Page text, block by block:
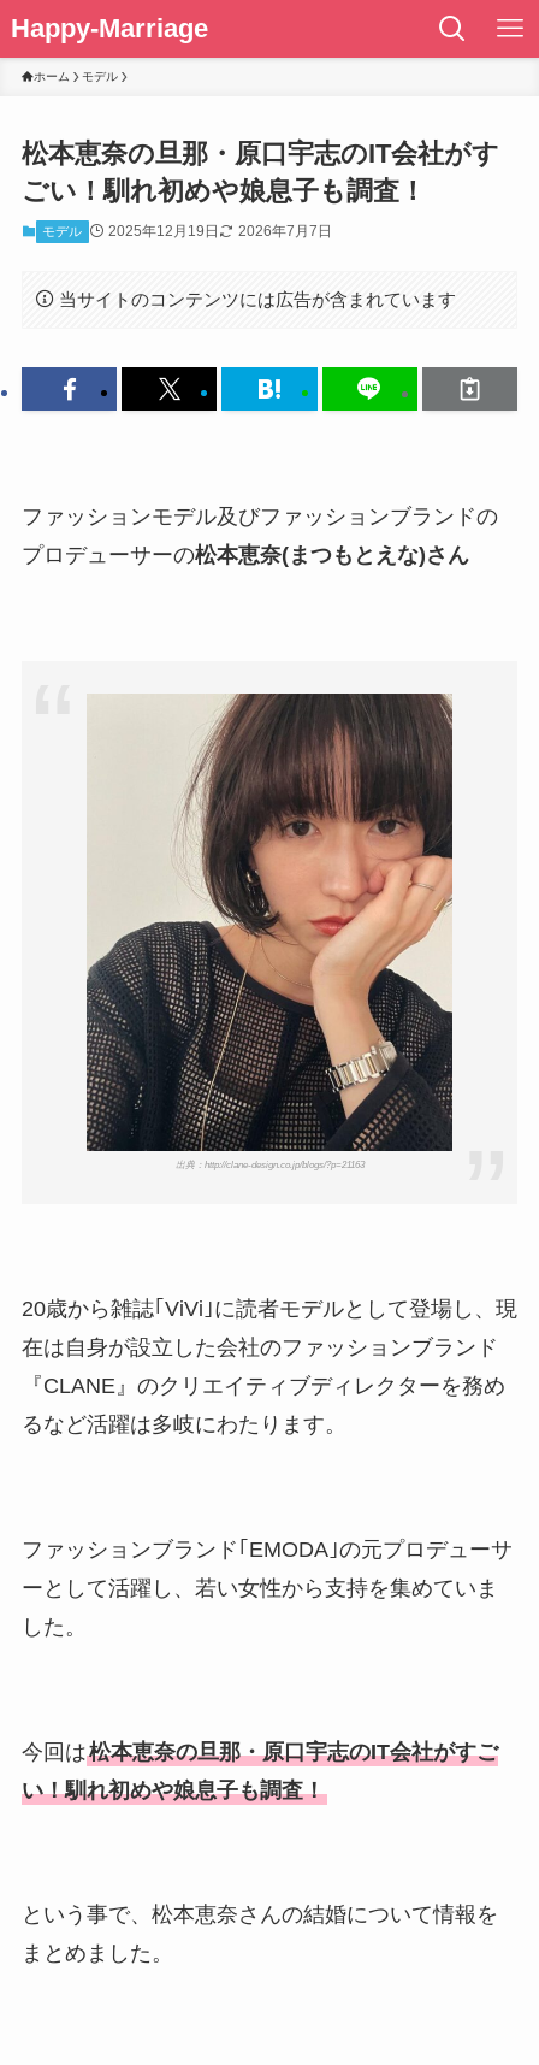
Happy-Marriage
ホーム モデル
松本恵奈の旦那・原口宇志のIT会社がす
ごい！馴れ初めや娘息子も調査！
モデル 2025年12月19日 2026年7月7日
当サイトのコンテンツには広告が含まれています
ファッションモデル及びファッションブランドの
プロデューサーの松本恵奈(まつもとえな)さん
出典：http://clane-design.co.jp/blogs/?p=21163
20歳から雑誌｢ViVi｣に読者モデルとして登場し、現
在は自身が設立した会社のファッションブランド
『CLANE』のクリエイティブディレクターを務め
るなど活躍は多岐にわたります。
ファッションブランド｢EMODA｣の元プロデューサ
ーとして活躍し、若い女性から支持を集めていま
した。
今回は松本恵奈の旦那・原口宇志のIT会社がすご
い！馴れ初めや娘息子も調査！
という事で、松本恵奈さんの結婚について情報を
まとめました。